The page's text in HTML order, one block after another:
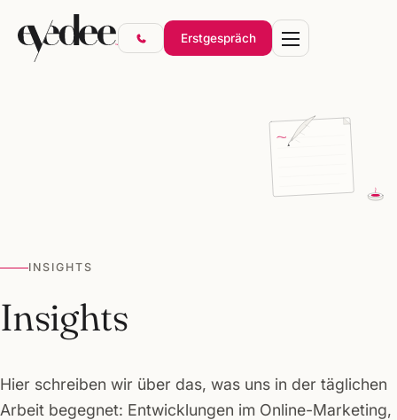
Erstgespräch
SEO & KI-Sichtbarkeit
Gründerpakete
INSIGHTS
Insights
Hier schreiben wir über das, was uns in der täglichen
Arbeit begegnet: Entwicklungen im Online-Marketing,